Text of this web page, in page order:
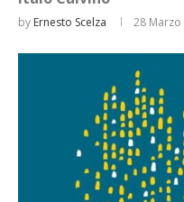
by Ernesto Scelza 28 Marzo